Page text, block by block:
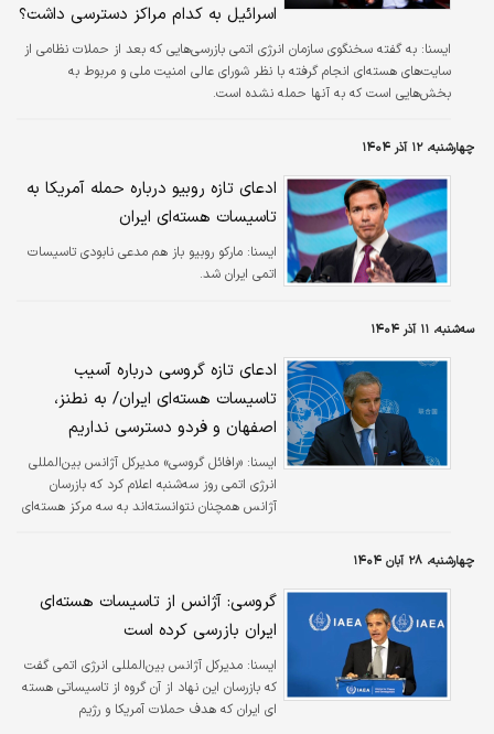
اسرائیل به کدام مراکز دسترسی داشت؟
ايسنا: به گفته سخنگوی سازمان انرژی اتمی بازرسی‌هایی که بعد از حملات نظامی از
سایت‌های هسته‌ای انجام گرفته با نظر شورای عالی امنیت ملی و مربوط به
بخش‌هایی است که به آنها حمله نشده است.
چهارشنبه، ۱۲ آذر ۱۴۰۴
ادعای تازه روبیو درباره حمله آمریکا به
تاسیسات هسته‌ای ایران
ایسنا: مارکو روبیو باز هم مدعی نابودی تاسیسات
اتمی ایران شد.
سه‌شنبه، ۱۱ آذر ۱۴۰۴
ادعای تازه گروسی درباره آسیب
تاسیسات هسته‌ای ایران/ به نطنز،
اصفهان و فردو دسترسی نداریم
ایسنا: «رافائل گروسی» مدیرکل آژانس بین‌المللی
انرژی اتمی روز سه‌شنبه اعلام کرد که بازرسان
آژانس همچنان نتوانسته‌اند به سه مرکز هسته‌ای
چهارشنبه، ۲۸ آبان ۱۴۰۴
گروسی: آژانس از تاسیسات هسته‌ای
ایران بازرسی کرده است
ايسنا: مدیرکل آژانس بین‌المللی انرژی اتمی گفت
که بازرسان این نهاد از آن گروه از تاسیساتی هسته
ای ایران که هدف حملات آمریکا و رژیم